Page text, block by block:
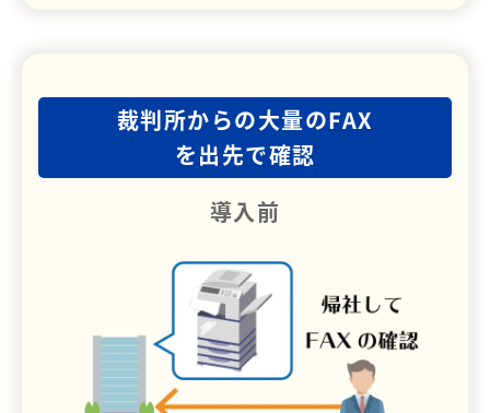
裁判所からの大量のFAX
を出先で確認
導入前